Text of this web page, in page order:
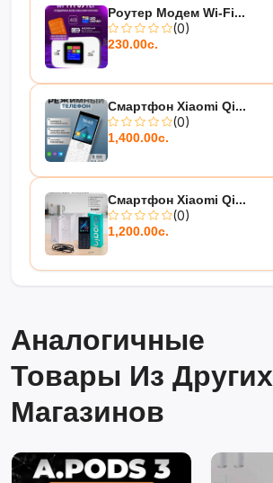
Роутер Модем Wi-Fi...
(0)
230.00с.
Смартфон Xiaomi Qi...
(0)
1,400.00с.
Смартфон Xiaomi Qi...
(0)
1,200.00с.
Аналогичные
Товары Из Других
Магазинов